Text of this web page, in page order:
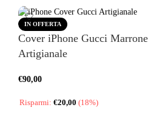
IN OFFERTA
Cover iPhone Gucci Marrone
Artigianale
€90,00
Risparmi: €20,00 (18%)